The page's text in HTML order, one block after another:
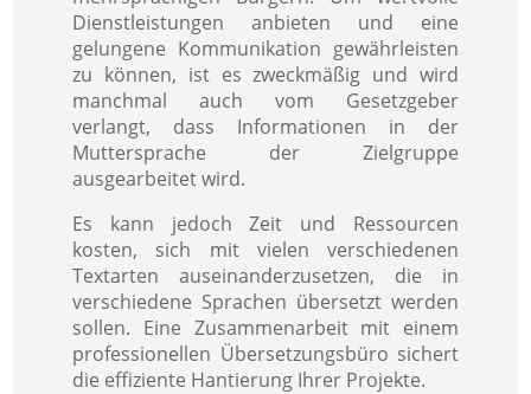
Dienstleistungen anbieten und eine
gelungene Kommunikation gewährleisten
zu können, ist es zweckmäßig und wird
manchmal auch vom Gesetzgeber
verlangt, dass Informationen in der
Muttersprache der Zielgruppe
ausgearbeitet wird.
Es kann jedoch Zeit und Ressourcen
kosten, sich mit vielen verschiedenen
Textarten auseinanderzusetzen, die in
verschiedene Sprachen übersetzt werden
sollen. Eine Zusammenarbeit mit einem
professionellen Übersetzungsbüro sichert
die effiziente Hantierung Ihrer Projekte.